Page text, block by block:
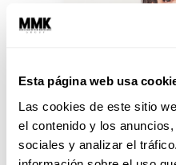
Esta página web usa
Las cookies de este sitio
el contenido y los
sociales y analizar el